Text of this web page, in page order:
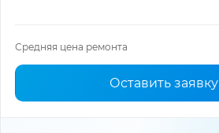
Средняя цена ремонта
Оставить заявку